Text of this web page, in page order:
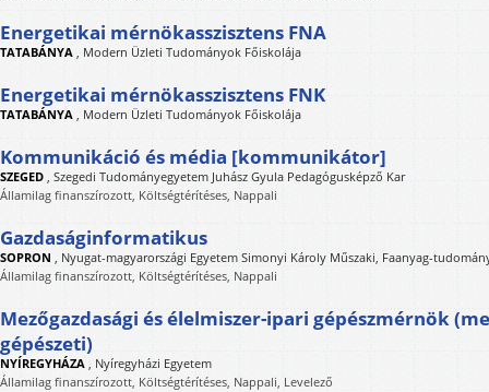
Energetikai mérnökasszisztens FNA
TATABÁNYA , Modern Üzleti Tudományok Főiskolája
Energetikai mérnökasszisztens FNK
TATABÁNYA , Modern Üzleti Tudományok Főiskolája
Kommunikáció és média [kommunikátor]
SZEGED , Szegedi Tudományegyetem Juhász Gyula Pedagógusképző Kar
Államilag finanszírozott, Költségtérítéses, Nappali
Gazdaságinformatikus
SOPRON , Nyugat-magyarországi Egyetem Simonyi Károly Műszaki, Faanyag-
Államilag finanszírozott, Költségtérítéses, Nappali
Mezőgazdasági és élelmiszer-ipari gépészmérnök
gépészeti)
NYÍREGYHÁZA , Nyíregyházi Egyetem
Államilag finanszírozott, Költségtérítéses, Nappali, Levelező